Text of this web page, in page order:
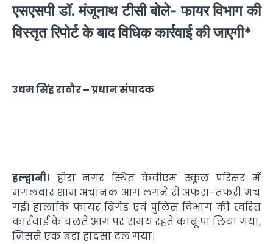
एसएसपी डॉ. मंजूनाथ टीसी बोले- फायर विभाग की
विस्तृत रिपोर्ट के बाद विधिक कार्रवाई की जाएगी*
उधम सिंह राठौर – प्रधान संपादक
हल्द्वानी। हीरा नगर स्थित केवीएम स्कूल परिसर में
मंगलवार शाम अचानक आग लगने से अफरा-तफरी मच
गई। हालांकि फायर ब्रिगेड एवं पुलिस विभाग की त्वरित
कार्रवाई के चलते आग पर समय रहते काबू पा लिया गया,
जिससे एक बड़ा हादसा टल गया।